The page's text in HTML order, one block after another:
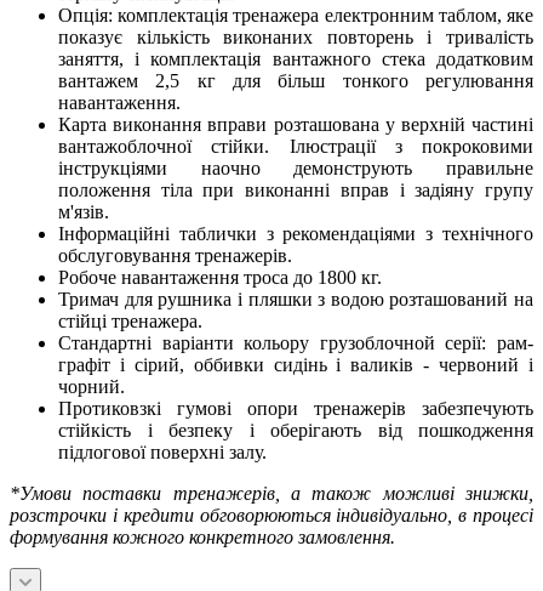
Опція: комплектація тренажера електронним таблом, яке
показує кількість виконаних повторень і тривалість
заняття, і комплектація вантажного стека додатковим
вантажем 2,5 кг для більш тонкого регулювання
навантаження.
Карта виконання вправи розташована у верхній частині
вантажоблочної стійки. Ілюстрації з покроковими
інструкціями наочно демонструють правильне
положення тіла при виконанні вправ і задіяну групу
м'язів.
Інформаційні таблички з рекомендаціями з технічного
обслуговування тренажерів.
Робоче навантаження троса до 1800 кг.
Тримач для рушника і пляшки з водою розташований на
стійці тренажера.
Стандартні варіанти кольору грузоблочной серії: рам-
графіт і сірий, оббивки сидінь і валиків - червоний і
чорний.
Протиковзкі гумові опори тренажерів забезпечують
стійкість і безпеку і оберігають від пошкодження
підлогової поверхні залу.
*Умови поставки тренажерів, а також можливі знижки,
розстрочки і кредити обговорюються індивідуально, в процесі
формування кожного конкретного замовлення.